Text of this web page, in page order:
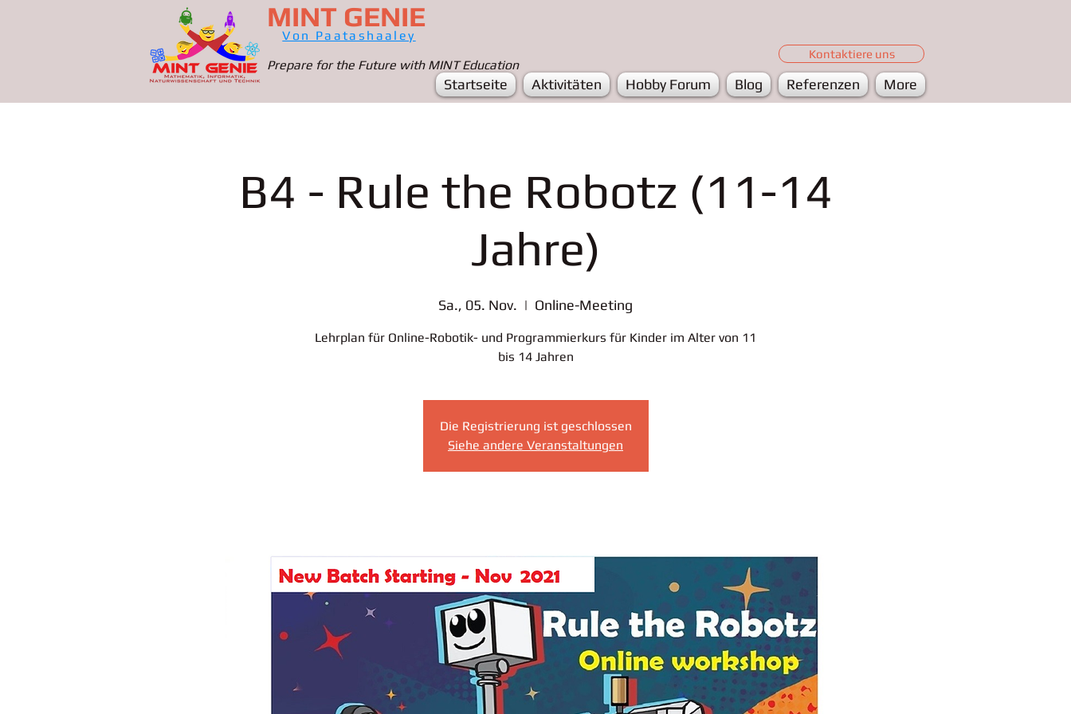
Kontaktiere uns
Startseite Aktivitäten Hobby Forum Blog Referenzen More
MINT GENIE
Von Paatashaaley
Prepare for the Future with MINT Education
B4 - Rule the Robotz (11-14
Jahre)
Sa., 05. Nov.
  |
Online-Meeting
Lehrplan für Online-Robotik- und Programmierkurs für Kinder im Alter von 11
bis 14 Jahren
Die Registrierung ist geschlossen
Siehe andere Veranstaltungen